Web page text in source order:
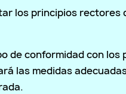
los principios
de conformidad con
las medidas